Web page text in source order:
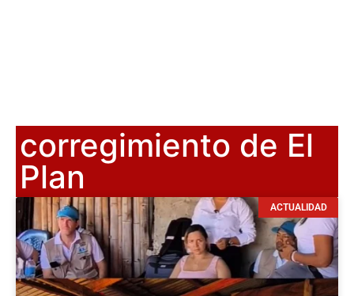
corregimiento de El
Plan
ACTUALIDAD